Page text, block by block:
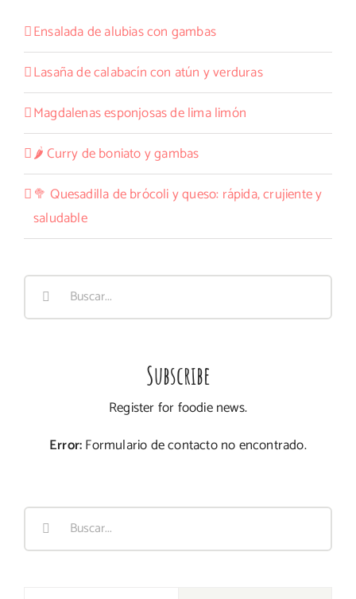
Ensalada de alubias con gambas
Lasaña de calabacín con atún y verduras
Magdalenas esponjosas de lima limón
🌶️ Curry de boniato y gambas
🥦 Quesadilla de brócoli y queso: rápida, crujiente y
saludable
Subscribe
Register for foodie news.
Error:Formulario de contacto no encontrado.